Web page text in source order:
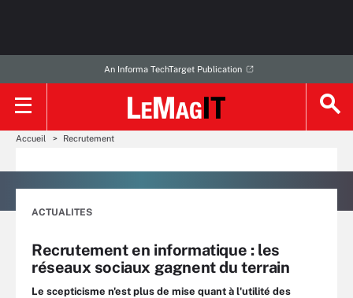
An Informa TechTarget Publication
Accueil Recrutement
ACTUALITES
Recrutement en informatique : les
réseaux sociaux gagnent du terrain
Le scepticisme n'est plus de mise quant à l'utilité des